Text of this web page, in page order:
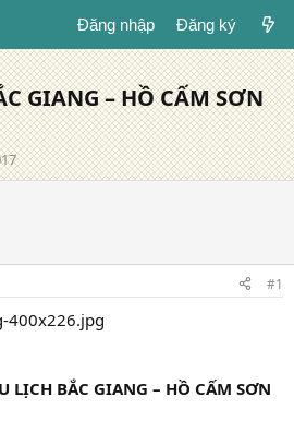
Đăng nhập Đăng ký
GIANG – HỒ CẤM SƠN
#1
LỊCH BẮC GIANG – HỒ CẤM SƠN